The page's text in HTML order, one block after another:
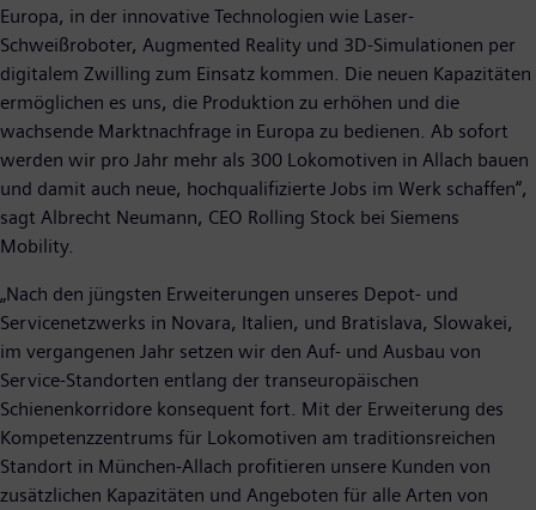
Europa, in der innovative Technologien wie Laser-
Schweißroboter, Augmented Reality und 3D-Simulationen per
digitalem Zwilling zum Einsatz kommen. Die neuen Kapazitäten
ermöglichen es uns, die Produktion zu erhöhen und die
wachsende Marktnachfrage in Europa zu bedienen. Ab sofort
werden wir pro Jahr mehr als 300 Lokomotiven in Allach bauen
und damit auch neue, hochqualifizierte Jobs im Werk schaffen“,
sagt Albrecht Neumann, CEO Rolling Stock bei Siemens
Mobility.
„Nach den jüngsten Erweiterungen unseres Depot- und
Servicenetzwerks in Novara, Italien, und Bratislava, Slowakei,
im vergangenen Jahr setzen wir den Auf- und Ausbau von
Service-Standorten entlang der transeuropäischen
Schienenkorridore konsequent fort. Mit der Erweiterung des
Kompetenzzentrums für Lokomotiven am traditionsreichen
Standort in München-Allach profitieren unsere Kunden von
zusätzlichen Kapazitäten und Angeboten für alle Arten von